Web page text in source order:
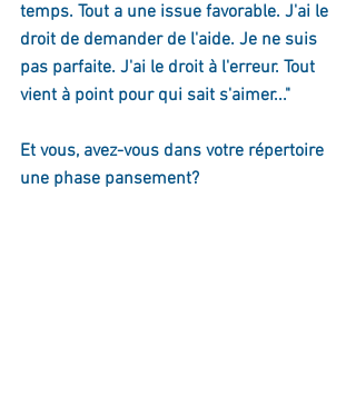
temps. Tout a une issue favorable. J'ai le
droit de demander de l'aide. Je ne suis
pas parfaite. J'ai le droit à l'erreur. Tout
vient à point pour qui sait s'aimer..."
Et vous, avez-vous dans votre répertoire
une phase pansement?